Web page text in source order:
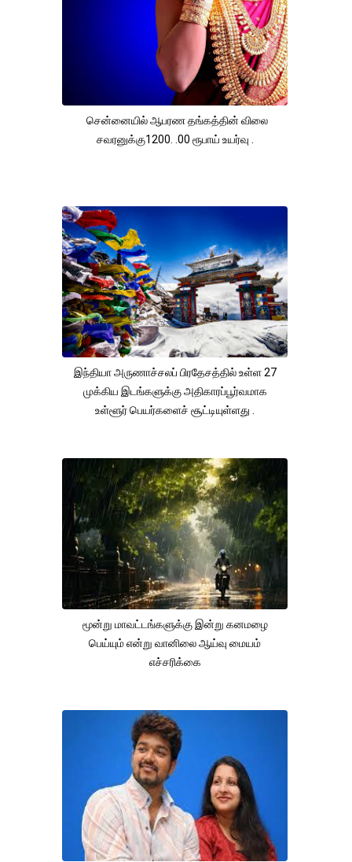
சென்னையில் ஆபரண தங்கத்தின் விலை
சவரனுக்கு1200. .00 ரூபாய் உயர்வு .
இந்தியா அருணாச்சலப் பிரதேசத்தில் உள்ள 27
முக்கிய இடங்களுக்கு அதிகாரப்பூர்வமாக
உள்ளூர் பெயர்களைச் சூட்டியுள்ளது .
மூன்று மாவட்டங்களுக்கு இன்று கனமழை
பெய்யும் என்று வானிலை ஆய்வு மையம்
எச்சரிக்கை